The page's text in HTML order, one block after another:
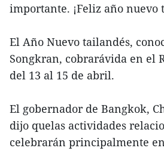
importante. ¡Feliz año nuevo
El Año Nuevo tailandés,
Songkran, cobrarávida en el
del 13 al 15 de abril.
El gobernador de Bangkok,
dijo quelas actividades
celebrarán principalmente